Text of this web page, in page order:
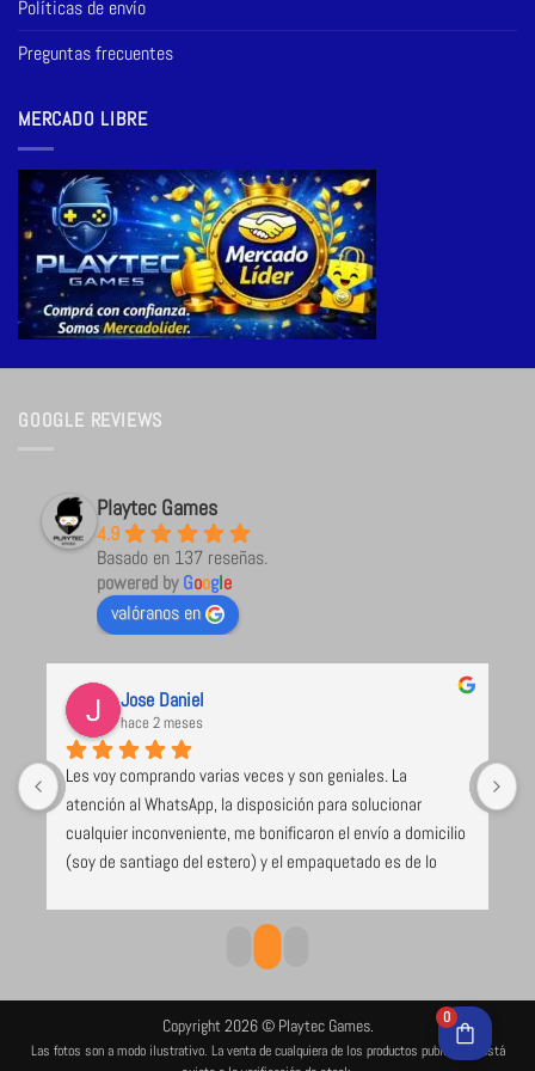
Políticas de envío
Preguntas frecuentes
MERCADO LIBRE
GOOGLE REVIEWS
Playtec Games
4.9
Basado en 137 reseñas.
powered byGoogle
valóranos en
Jose Daniel
hace 2 meses
Les voy comprando varias veces y son geniales. La
atención al WhatsApp, la disposición para solucionar
cualquier inconveniente, me bonificaron el envío a domicilio
(soy de santiago del estero) y el empaquetado es de lo
duro, los juegos envueltos en papel burbuja), despacho el
Copyright 2026 © Playtec Games.
Las fotos son a modo ilustrativo. La venta de cualquiera de los productos publicados está
0